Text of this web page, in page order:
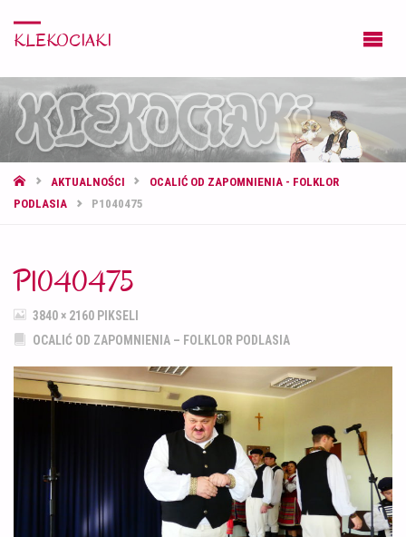
KLEKOCIAKI
STRONA
GŁÓWNA
AKTUALNOŚCI
OCALIĆ OD ZAPOMNIENIA - FOLKLOR
PODLASIA
P1040475
P1040475
PEŁNY
ROZMIAR
3840 × 2160 PIKSELI
OCALIĆ OD ZAPOMNIENIA – FOLKLOR PODLASIA